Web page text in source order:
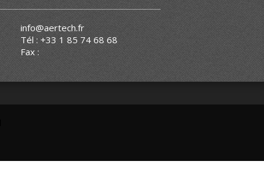
info@aertech.fr
Tél : +33 1 85 74 68 68
Fax :